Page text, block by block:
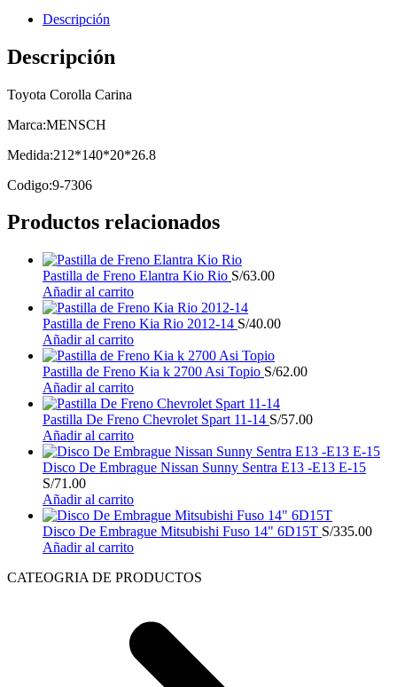
Descripción
Descripción
Toyota Corolla Carina
Marca:MENSCH
Medida:212*140*20*26.8
Codigo:9-7306
Productos relacionados
Pastilla de Freno Elantra Kio Rio S/63.00
Añadir al carrito
Pastilla de Freno Kia Rio 2012-14 S/40.00
Añadir al carrito
Pastilla de Freno Kia k 2700 Asi Topio S/62.00
Añadir al carrito
Pastilla De Freno Chevrolet Spart 11-14 S/57.00
Añadir al carrito
Disco De Embrague Nissan Sunny Sentra E13 -E13 E-15
S/71.00
Añadir al carrito
Disco De Embrague Mitsubishi Fuso 14" 6D15T S/335.00
Añadir al carrito
CATEOGRIA DE PRODUCTOS